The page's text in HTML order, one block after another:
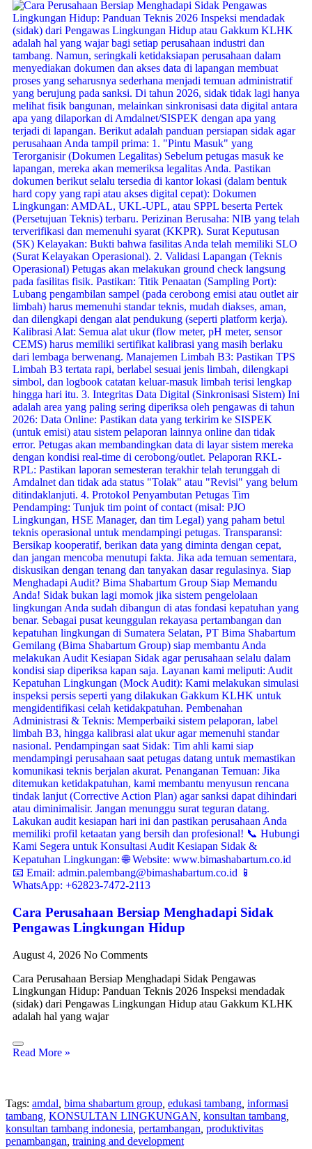
Cara Perusahaan Bersiap Menghadapi Sidak
Pengawas Lingkungan Hidup
August 4, 2026 No Comments
Cara Perusahaan Bersiap Menghadapi Sidak Pengawas
Lingkungan Hidup: Panduan Teknis 2026 Inspeksi mendadak
(sidak) dari Pengawas Lingkungan Hidup atau Gakkum KLHK
adalah hal yang wajar
Read More »
Tags: amdal bima shabartum group edukasi tambang informasi
tambang KONSULTAN LINGKUNGAN konsultan tambang
konsultan tambang indonesia pertambangan produktivitas
penambangan training and development